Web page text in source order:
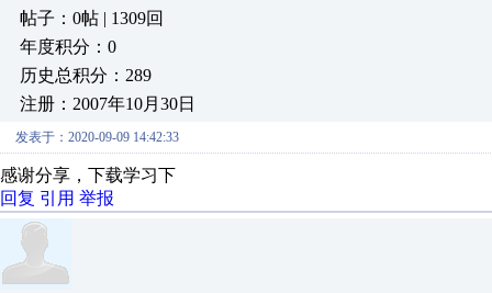
帖子：0帖 | 1309回
年度积分：0
历史总积分：289
注册：2007年10月30日
发表于：2020-09-09 14:42:33
感谢分享，下载学习下
回复 引用 举报